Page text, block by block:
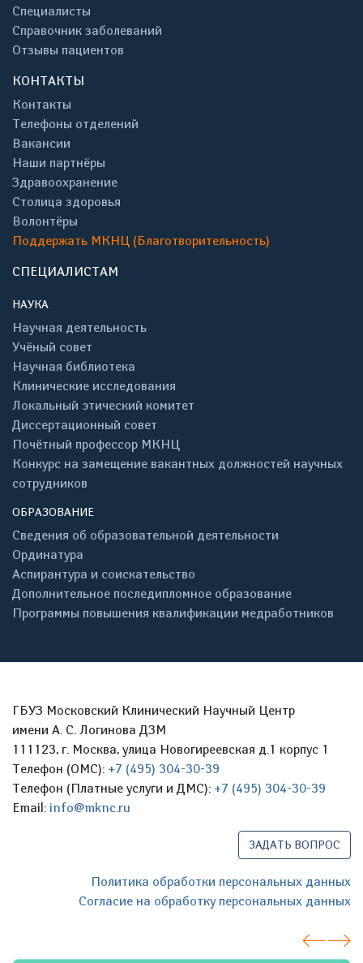
Специалисты
Справочник заболеваний
Отзывы пациентов
КОНТАКТЫ
Контакты
Телефоны отделений
Вакансии
Наши партнёры
Здравоохранение
Столица здоровья
Волонтёры
Поддержать МКНЦ (Благотворительность)
СПЕЦИАЛИСТАМ
НАУКА
Научная деятельность
Учёный совет
Научная библиотека
Клинические исследования
Локальный этический комитет
Диссертационный совет
Почётный профессор МКНЦ
Конкурс на замещение вакантных должностей научных
сотрудников
ОБРАЗОВАНИЕ
Сведения об образовательной деятельности
Ординатура
Аспирантура и соискательство
Дополнительное последипломное образование
Программы повышения квалификации медработников
ГБУЗ Московский Клинический Научный Центр
имени А. С. Логинова ДЗМ
111123, г. Москва, улица Новогиреевская д.1 корпус 1
Телефон (ОМС): +7 (495) 304-30-39
Телефон (Платные услуги и ДМС): +7 (495) 304-30-39
Email: info@mknc.ru
ЗАДАТЬ ВОПРОС
Политика обработки персональных данных
Согласие на обработку персональных данных